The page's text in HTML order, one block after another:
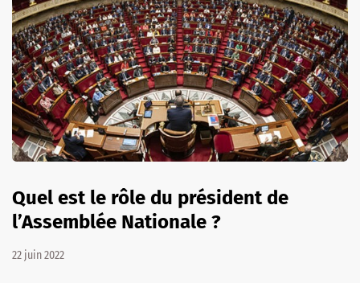
Quel est le rôle du président de
l’Assemblée Nationale ?
22 juin 2022